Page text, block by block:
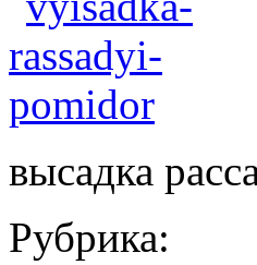
высадка
Рубрика: